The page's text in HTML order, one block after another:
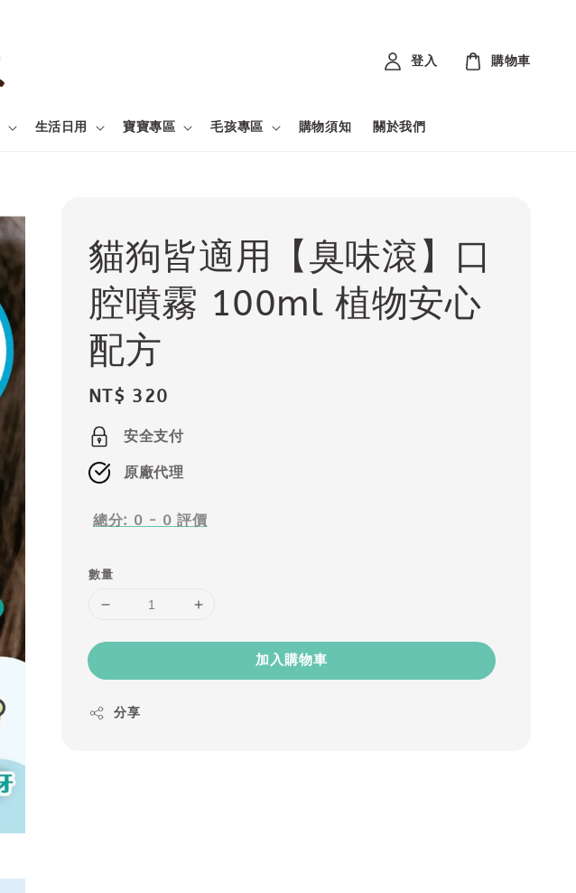
生活日用 寶寶專區 毛孩專區 購物須知 關於我們
登入 購物車
貓狗皆適用【臭味滾】口
腔噴霧 100ml 植物安心
配方
Regular
price
NT$ 320
安全支付
原廠代理
總分: 0 - 0 評價
數量
加入購物車
分享